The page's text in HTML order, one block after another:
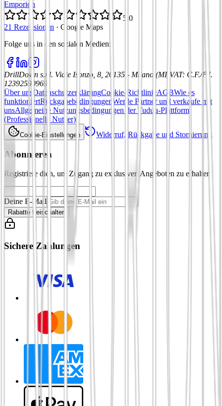
Emporion
5,0
21 Rezensionen · Google Maps
Folge uns in den sozialen Medien:
DrillDown s.r.l. Viale Isonzo, 8, 20135 - Milano (MI) VAT: C.F./P.I.
12392590969
Über uns DatenschutzerklärungCookie-RichtlinieAGBWie es
funktioniertRückgabebedingungen Werde Partner und verkaufe mit
unsAllgemeine Nutzungsbedingungen der Tuduu-Plattform
(Professionelle Nutzer)
Cookie-Einstellungen Widerruf, Rückgabe und Stornierung
Abonnieren
Registriere dich, um Zugang zu exklusiven Angeboten zu erhalten
Deine E-Mail
Rabatte freischalten
Sichere Zahlungen